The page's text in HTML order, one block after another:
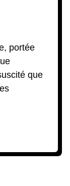
portée
que